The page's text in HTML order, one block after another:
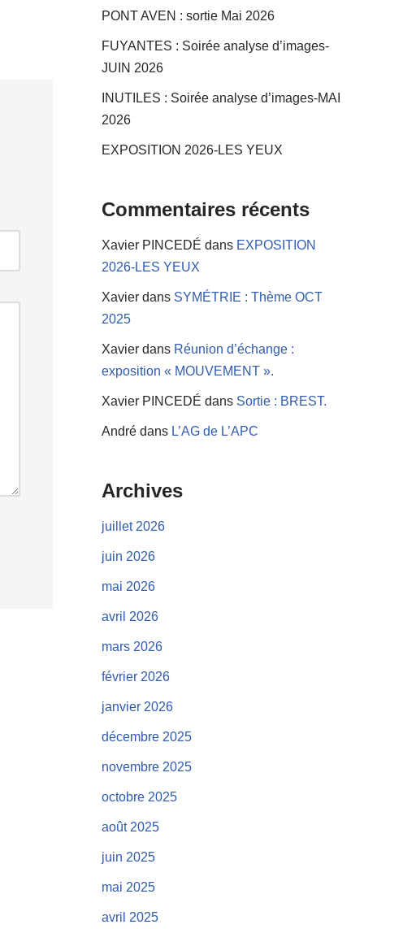
PONT AVEN : sortie Mai 2026
FUYANTES : Soirée analyse d’images-
JUIN 2026
INUTILES : Soirée analyse d’images-MAI
2026
EXPOSITION 2026-LES YEUX
Commentaires récents
Xavier PINCEDÉ dans EXPOSITION
2026-LES YEUX
Xavier dans SYMÉTRIE : Thème OCT
2025
Xavier dans Réunion d’échange :
exposition « MOUVEMENT ».
Xavier PINCEDÉ dans Sortie : BREST.
André dans L’AG de L’APC
Archives
juillet 2026
juin 2026
mai 2026
avril 2026
mars 2026
février 2026
janvier 2026
décembre 2025
novembre 2025
octobre 2025
août 2025
juin 2025
mai 2025
avril 2025